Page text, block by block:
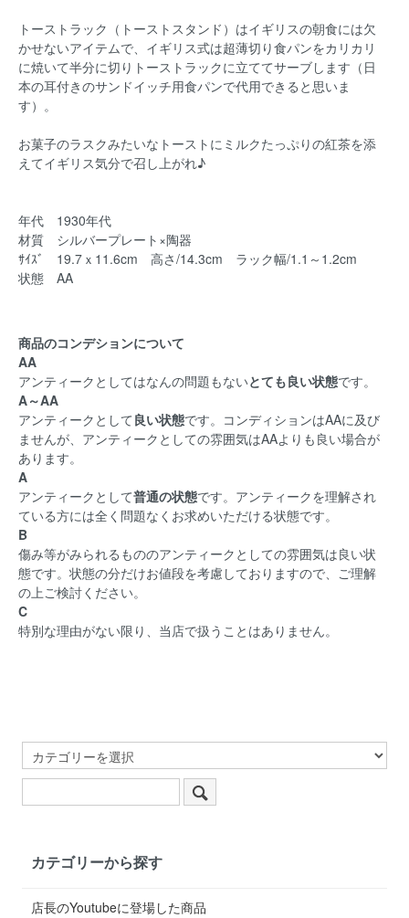
トーストラック（トーストスタンド）はイギリスの朝食には欠
かせないアイテムで、イギリス式は超薄切り食パンをカリカリ
に焼いて半分に切りトーストラックに立ててサーブします（日
本の耳付きのサンドイッチ用食パンで代用できると思いま
す）。
お菓子のラスクみたいなトーストにミルクたっぷりの紅茶を添
えてイギリス気分で召し上がれ♪
年代 1930年代
材質 シルバープレート×陶器
ｻｲｽﾞ 19.7ｘ11.6cm 高さ/14.3cm ラック幅/1.1～1.2cm
状態 AA
商品のコンデションについて
AA
アンティークとしてはなんの問題もないとても良い状態です。
A～AA
アンティークとして 良い状態です。コンディションはAAに及び
ませんが、アンティークとしての雰囲気はAAよりも良い場合が
あります。
A
アンティークとして普通の状態です。アンティークを理解され
ている方には全く問題なくお求めいただける状態です。
B
傷み等がみられるもののアンティークとしての雰囲気は良い状
態です。状態の分だけお値段を考慮しておりますので、ご理解
の上ご検討ください。
C
特別な理由がない限り、当店で扱うことはありません。
カテゴリーから探す
店長のYoutubeに登場した商品